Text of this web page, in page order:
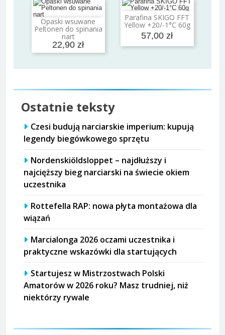
Opaski wsuwane
Peltonen do spinania
nart
22,90 zł
Dodaj do koszyka
Parafina SKIGO FFT
Yellow +20/-1°C 60g
57,00 zł
Dodaj do koszyka
Ostatnie teksty
Czesi budują narciarskie imperium: kupują
legendy biegówkowego sprzętu
Nordenskiöldsloppet – najdłuższy i
najcięższy bieg narciarski na świecie okiem
uczestnika
Rottefella RAP: nowa płyta montażowa dla
wiązań
Marcialonga 2026 oczami uczestnika i
praktyczne wskazówki dla startujących
Startujesz w Mistrzostwach Polski
Amatorów w 2026 roku? Masz trudniej, niż
niektórzy rywale